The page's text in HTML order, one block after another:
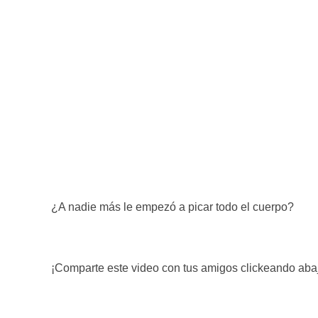
¿A nadie más le empezó a picar todo el cuerpo?
¡Comparte este video con tus amigos clickeando